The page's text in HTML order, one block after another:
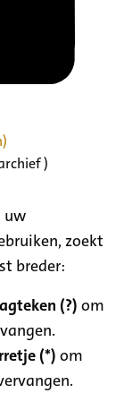
)
uw
zoekt
breder:
(?) om
(*) om